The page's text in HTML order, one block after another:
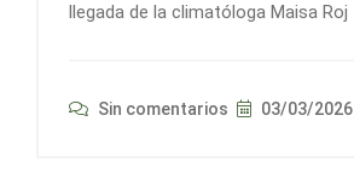
llegada de la climatóloga Maisa Roj
Sin comentarios 03/03/2026